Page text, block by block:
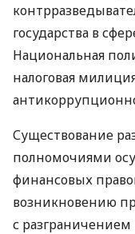
государства в
Национальная
налоговая
Существование
полномочиями
финансовых
возникновению
с